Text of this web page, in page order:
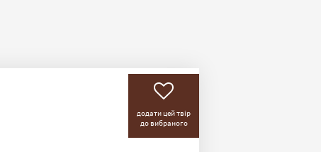
додати цей твір
до вибраного